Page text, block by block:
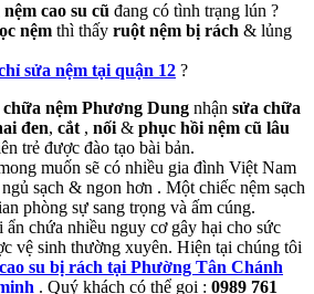
nệm cao su cũ đang có tình trạng lún ?
nệm thì thấy ruột nệm bị rách & lủng
sửa nệm tại quận 12 ?
nệm Phương Dung nhận sửa chữa
đen, cắt, nối& phục hồi nệm cũ lâu
trẻ được đào tạo bài bản.
muốn sẽ có nhiều gia đình Việt Nam
sạch & ngon hơn . Một chiếc nệm sạch
phòng sự sang trọng và ấm cúng.
ẩn chứa nhiều nguy cơ gây hại cho sức
vệ sinh thường xuyên. Hiện tại chúng tôi
su bị rách tại Phường Tân Chánh
. Quý khách có thể gọi : 0989 761